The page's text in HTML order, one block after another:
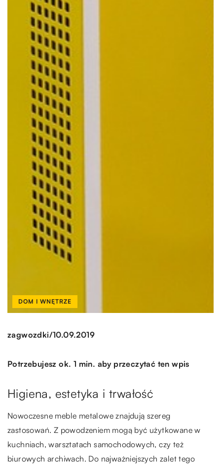
DOM I WNĘTRZE
zagwozdki/10.09.2019
Potrzebujesz ok. 1 min. aby przeczytać ten wpis
Higiena, estetyka i trwałość
Nowoczesne meble metalowe znajdują szereg
zastosowań. Z powodzeniem mogą być użytkowane w
kuchniach, warsztatach samochodowych, czy też
biurowych archiwach. Do najważniejszych zalet tego